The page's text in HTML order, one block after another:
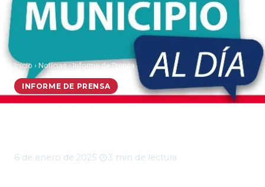
Inicio › Noticias›Informe de Prensa
INFORME DE PRENSA
6 de enero de 2025 3 min de lectura